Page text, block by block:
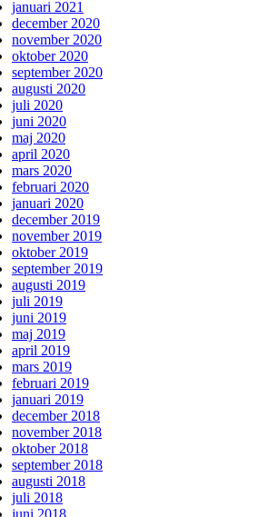
januari 2021
december 2020
november 2020
oktober 2020
september 2020
augusti 2020
juli 2020
juni 2020
maj 2020
april 2020
mars 2020
februari 2020
januari 2020
december 2019
november 2019
oktober 2019
september 2019
augusti 2019
juli 2019
juni 2019
maj 2019
april 2019
mars 2019
februari 2019
januari 2019
december 2018
november 2018
oktober 2018
september 2018
augusti 2018
juli 2018